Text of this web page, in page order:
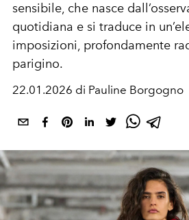
sensibile, che nasce
quotidiana e si traduce in
imposizioni, profondamente
parigino.
22.01.2026 di Pauline Borgogno